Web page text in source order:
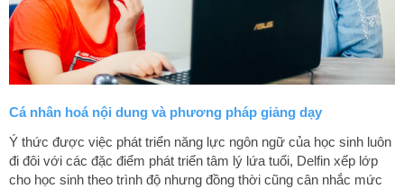
Cá nhân hoá nội dung và phương pháp giảng dạy
Ý thức được việc phát triển năng lực ngôn ngữ của học sinh luôn
đi đôi với các đặc điểm phát triển tâm lý lứa tuổi, Delfin xếp lớp
cho học sinh theo trình độ nhưng đồng thời cũng cân nhắc mức